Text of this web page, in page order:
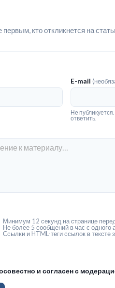
кто откликнется на
E-mail
Не
ответить.
Минимум 12 секунд на странице
Не более 5 сообщений в час с одного
Ссылки и HTML-теги ссылок в тексте
и согласен с